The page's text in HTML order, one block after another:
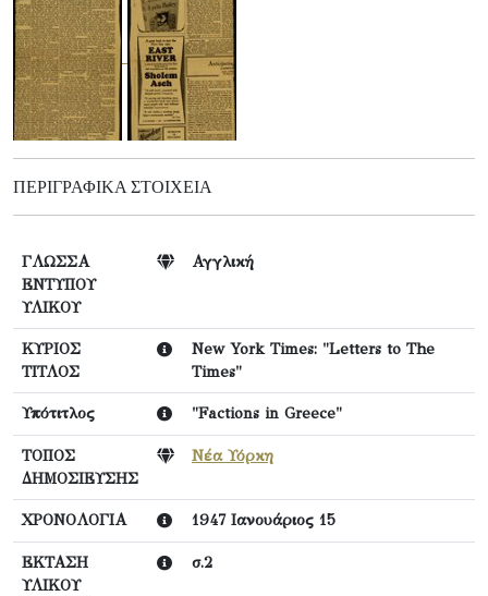
ΠΕΡΙΓΡΑΦΙΚΆ ΣΤΟΙΧΕΊΑ
ΓΛΩΣΣΑ
ΕΝΤΥΠΟΥ
ΥΛΙΚΟΥ
Αγγλική
ΚΥΡΙΟΣ
ΤΙΤΛΟΣ
New York Times: "Letters to The
Times"
Υπότιτλος "Factions in Greece"
ΤΟΠΟΣ
ΔΗΜΟΣΙΕΥΣΗΣ
Νέα Υόρκη
ΧΡΟΝΟΛΟΓΙΑ 1947 Ιανουάριος 15
ΕΚΤΑΣΗ
ΥΛΙΚΟΥ
σ.2